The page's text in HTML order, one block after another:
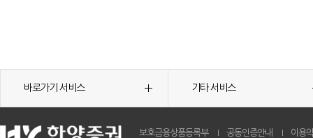
바로가기 서비스 기타 서비스
보호금융상품등록부 공동인증안내 이용